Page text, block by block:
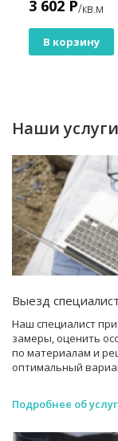
3 602 Р/кв.м
В корзину
Наши услуги
Выезд
Наш специалист
замеры, оценить
по материалам и
оптимальный
Подробнее об